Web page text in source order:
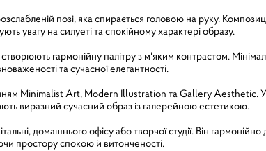
позі, яка спирається головою на руку.
увагу на силуеті та спокійному характері образу.
гармонійну палітру з м'яким контрастом.
та сучасної елегантності.
Minimalist Art, Modern Illustration та Gallery Aesthetic.
виразний сучасний образ із галерейною естетикою.
домашнього офісу або творчої студії. Він
простору спокою й витонченості.